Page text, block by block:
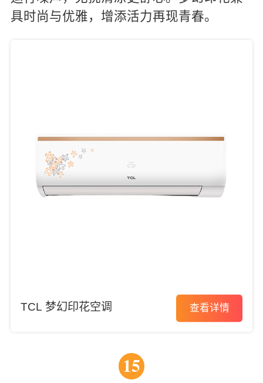
具时尚与优雅，增添活力再现青春。
TCL 梦幻印花空调 查看详情
15